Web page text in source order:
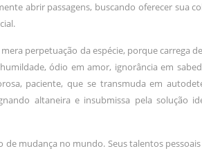
abrir passagens, buscando oferecer sua
perpetuação da espécie, porque carrega
ódio em amor, ignorância em
paciente, que se transmuda em
altaneira e insubmissa pela solução
mudança no mundo. Seus talentos pessoais